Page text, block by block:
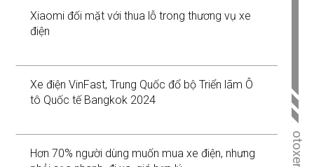
Xiaomi đối mặt với thua lỗ trong thương vụ xe
điện
Xe điện VinFast, Trung Quốc đổ bộ Triển lãm Ô
tô Quốc tế Bangkok 2024
Hơn 70% người dùng muốn mua xe điện, nhưng